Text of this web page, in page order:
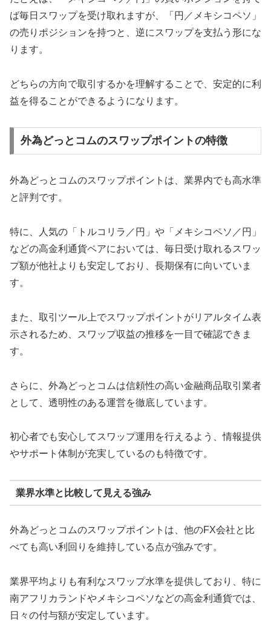
ば毎日スワップを受け取れますが、「円／メキシコペソ」
の売りポジションを持つと、逆にスワップを支払う形にな
ります。
どちらの方向で取引するかを理解することで、安定的に利
益を得ることができるようになります。
外為どっとコムのスワップポイントの特徴
外為どっとコムのスワップポイントは、業界内でも高水準
と評判です。
特に、人気の「トルコリラ／円」や「メキシコペソ／円」
などの高金利通貨ペアにおいては、毎日受け取れるスワッ
プ額が他社よりも安定しており、長期保有に向いていま
す。
また、取引ツール上でスワップポイントがリアルタイム表
示されるため、スワップ収益の推移を一目で確認できま
す。
さらに、外為どっとコムは信頼性の高い金融商品取引業者
として、透明性のある運営を徹底しています。
初心者でも安心してスワップ運用を行えるよう、情報提供
やサポート体制が充実しているのも特徴です。
業界水準と比較して見える強み
外為どっとコムのスワップポイントは、他のFX会社と比
べても高い利回りを維持している点が強みです。
業界平均よりも有利なスワップ水準を提供しており、特に
南アフリカランドやメキシコペソなどの高金利通貨では、
日々の付与額が安定しています。